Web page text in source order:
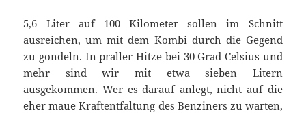
5,6 Liter auf 100 Kilometer sollen im Schnitt
ausreichen, um mit dem Kombi durch die Gegend
zu gondeln. In praller Hitze bei 30 Grad Celsius und
mehr sind wir mit etwa sieben Litern
ausgekommen. Wer es darauf anlegt, nicht auf die
eher maue Kraftentfaltung des Benziners zu warten,